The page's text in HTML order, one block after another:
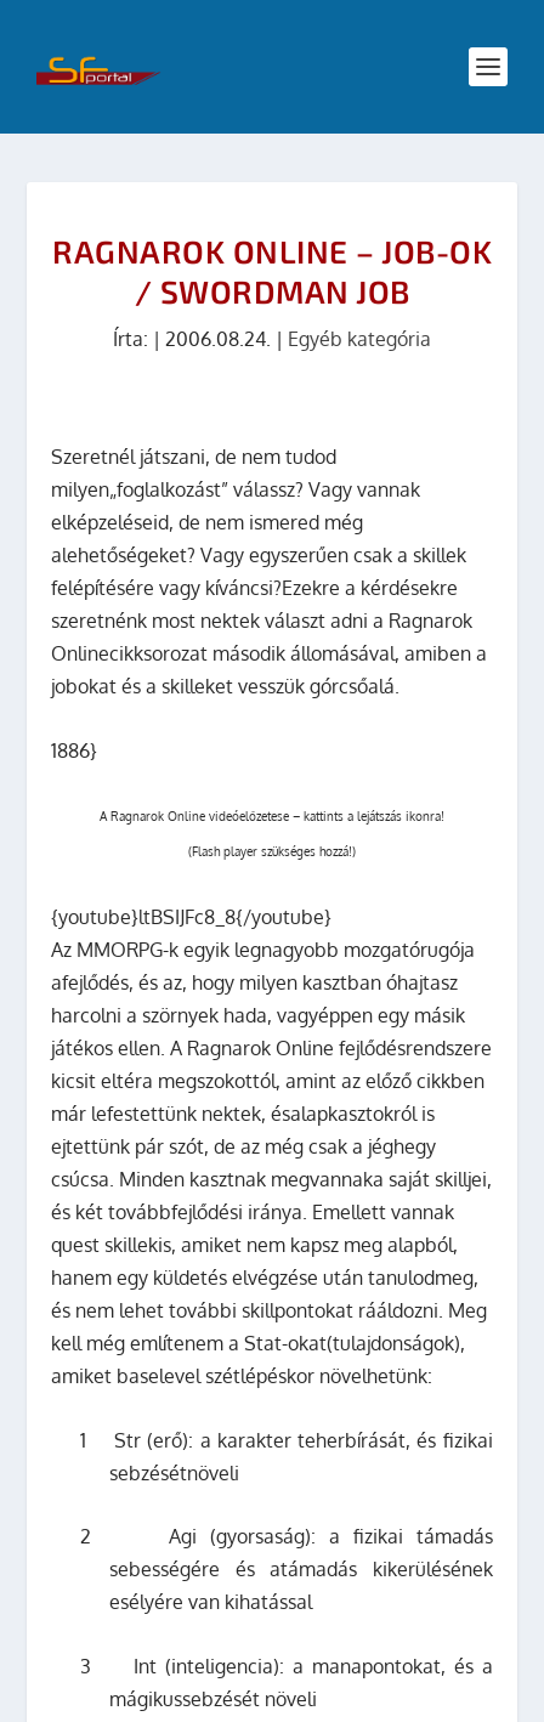
RAGNAROK ONLINE – JOB-OK
/ SWORDMAN JOB
Írta: | 2006.08.24. | Egyéb kategória
Szeretnél játszani, de nem tudod
milyen„foglalkozást” válassz? Vagy vannak
elképzeléseid, de nem ismered még
alehetőségeket? Vagy egyszerűen csak a skillek
felépítésére vagy kíváncsi?Ezekre a kérdésekre
szeretnénk most nektek választ adni a Ragnarok
Onlinecikksorozat második állomásával, amiben a
jobokat és a skilleket vesszük górcsőalá.
1886}
A Ragnarok Online videóelőzetese – kattints a lejátszás ikonra!
(Flash player szükséges hozzá!)
{youtube}ltBSIJFc8_8{/youtube}
Az MMORPG-k egyik legnagyobb mozgatórugója
afejlődés, és az, hogy milyen kasztban óhajtasz
harcolni a szörnyek hada, vagyéppen egy másik
játékos ellen. A Ragnarok Online fejlődésrendszere
kicsit eltéra megszokottól, amint az előző cikkben
már lefestettünk nektek, ésalapkasztokról is
ejtettünk pár szót, de az még csak a jéghegy
csúcsa. Minden kasztnak megvannaka saját skilljei,
és két továbbfejlődési iránya. Emellett vannak
quest skillekis, amiket nem kapsz meg alapból,
hanem egy küldetés elvégzése után tanulodmeg,
és nem lehet további skillpontokat rááldozni. Meg
kell még említenem a Stat-okat(tulajdonságok),
amiket baselevel szétlépéskor növelhetünk:
1
Str (erő): a karakter teherbírását, és fizikai
sebzésétnöveli
2
Agi (gyorsaság): a fizikai támadás
sebességére és atámadás kikerülésének
esélyére van kihatással
3
Int (inteligencia): a manapontokat, és a
mágikussebzését növeli